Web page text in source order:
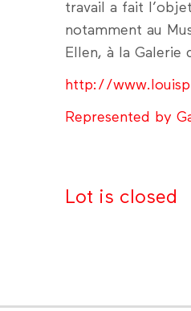
travail a fait
notamment au
Ellen, à la Galerie
http://
Represented by
Lot is closed